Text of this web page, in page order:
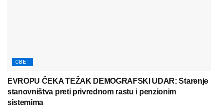
СВЕТ
EVROPU ČEKA TEŽAK DEMOGRAFSKI UDAR: Starenje
stanovništva preti privrednom rastu i penzionim
sistemima